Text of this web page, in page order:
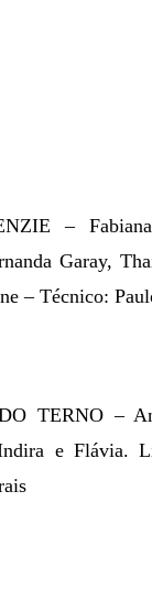
–
Garay,
– Técnico:
TERNO –
e Flávia.